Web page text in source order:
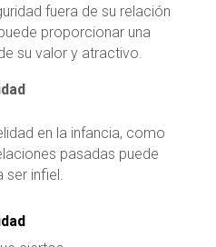
fuera de su relación
proporcionar una
su valor y atractivo.
en la infancia, como
pasadas puede
ser infiel.